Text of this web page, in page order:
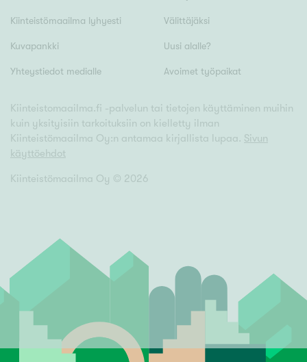
Kiinteistömaailma lyhyesti
Kuvapankki
Yhteystiedot medialle
Välittäjäksi
Uusi alalle?
Avoimet työpaikat
Kiinteistomaailma.fi -palvelun tai tietojen käyttäminen muihin
kuin yksityisiin tarkoituksiin on kielletty ilman
Kiinteistömaailma Oy:n antamaa kirjallista lupaa. Sivun
käyttöehdot
Kiinteistömaailma Oy © 2026